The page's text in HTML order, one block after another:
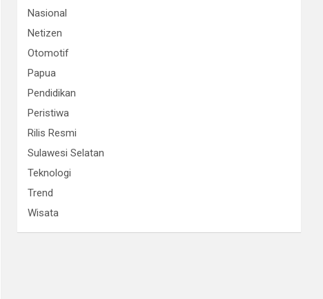
Nasional
Netizen
Otomotif
Papua
Pendidikan
Peristiwa
Rilis Resmi
Sulawesi Selatan
Teknologi
Trend
Wisata